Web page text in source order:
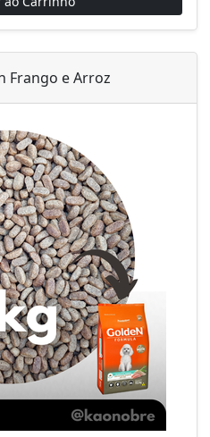
Frango e Arroz